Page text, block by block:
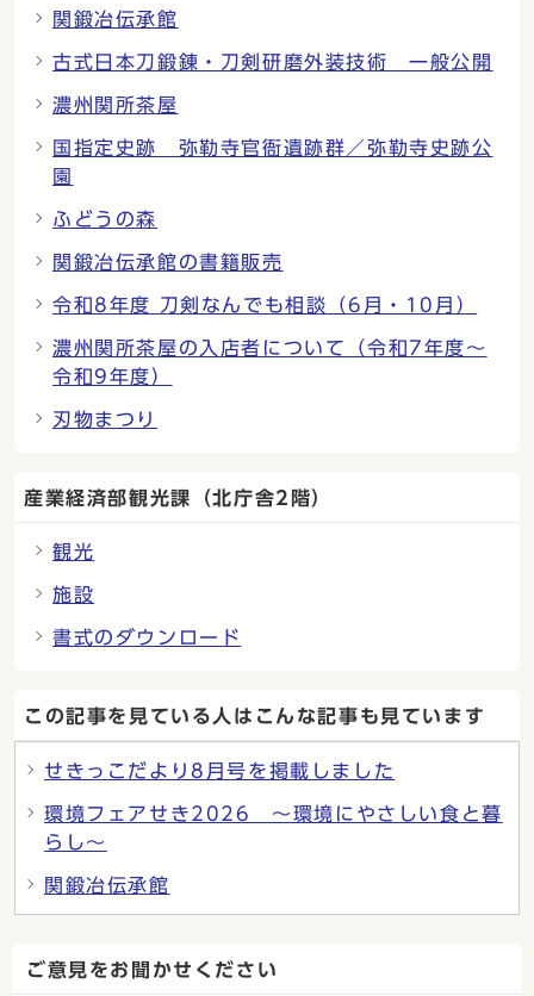
関鍛冶伝承館
古式日本刀鍛錬・刀剣研磨外装技術 一般公開
濃州関所茶屋
国指定史跡 弥勒寺官衙遺跡群／弥勒寺史跡公
園
ふどうの森
関鍛冶伝承館の書籍販売
令和8年度 刀剣なんでも相談（6月・10月）
濃州関所茶屋の入店者について（令和7年度〜
令和9年度）
刃物まつり
産業経済部観光課（北庁舎2階）
観光
施設
書式のダウンロード
この記事を見ている人はこんな記事も見ています
せきっこだより8月号を掲載しました
環境フェアせき2026 ～環境にやさしい食と暮
らし～
関鍛冶伝承館
ご意見をお聞かせください